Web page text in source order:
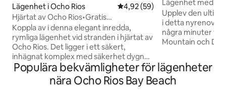
Lägenhet i Ocho Rios 4,92 av 5 i genomsnittligt
4,92 (59)
Hjärtat av Ocho Rios•Gratis
strand•KingBed•Pool•150Mbps
Koppla av i denna elegant inredda,
rymliga lägenhet vid stranden i hjärtat av
Ocho Rios. Det ligger i ett säkert,
inhägnat komplex med säkerhet dygnet
runt och erbjuder sinnesro bara några
steg från där allt händer. Med 690
kvadratmeter (64 m²) av
Lägenhet med
Upplev den
i detta
några minuter
Mountain och
Magarativille,
matställen. Njut av din privata balkong
perfekt för
Populära bekvämligheter för lägenheter
nära Ocho Rios Bay Beach